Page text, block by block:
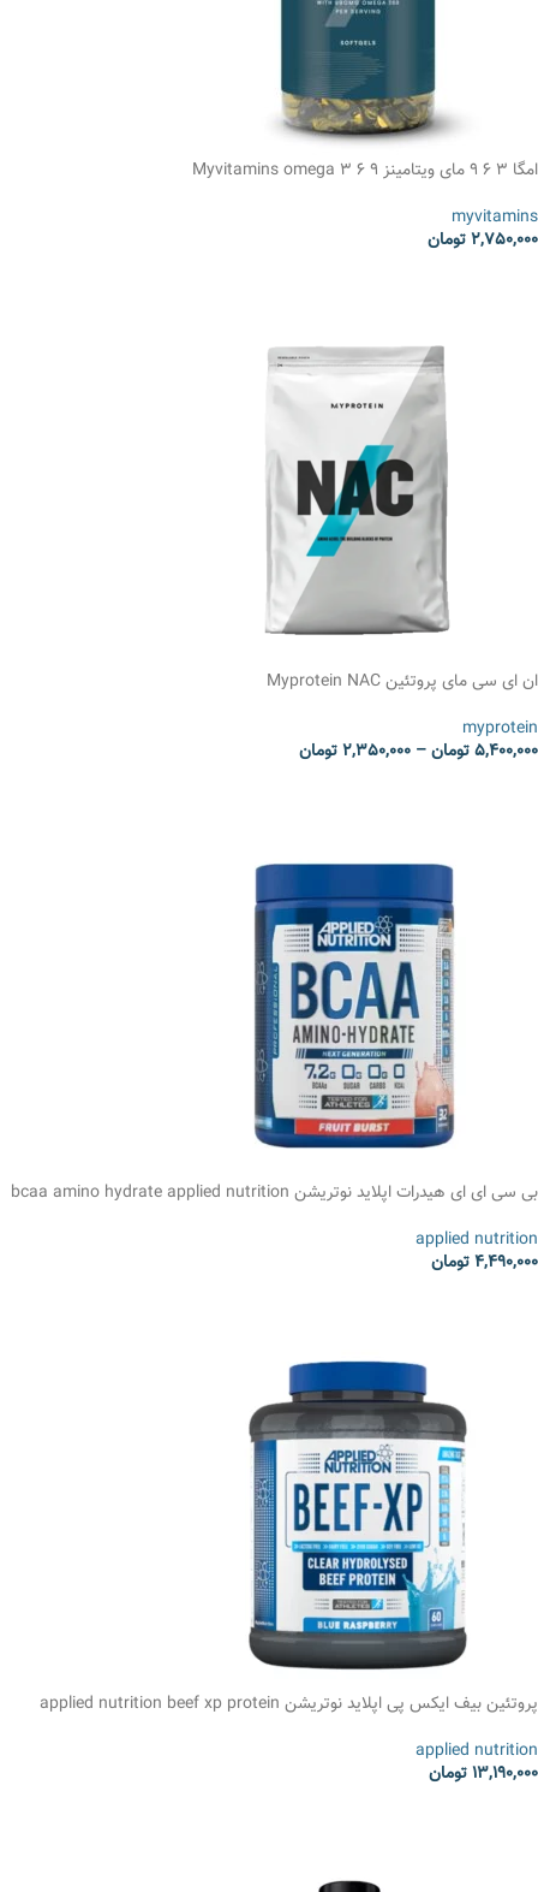
امگا 3 6 9 مای ویتامینز Myvitamins omega 3 6 9
myvitamins
2,750,000تومان
ان ای سی مای پروتئین Myprotein NAC
myprotein
5,400,000تومان–
2,350,000تومان
بی سی ای ای هیدرات اپلاید نوتریشن bcaa amino hydrate applied nutrition
applied nutrition
4,490,000تومان
پروتئین بیف ایکس پی اپلاید نوتریشن applied nutrition beef xp protein
applied nutrition
13,190,000تومان